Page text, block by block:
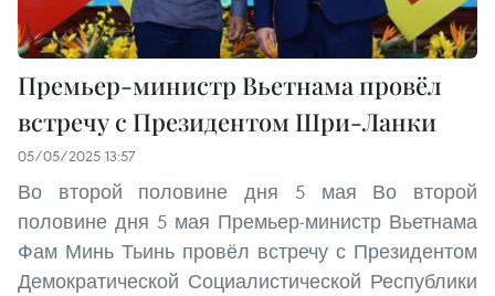
Премьер-министр Вьетнама провёл
встречу с Президентом Шри-Ланки
05/05/2025 13:57
Во второй половине дня 5 мая Во второй
половине дня 5 мая Премьер-министр Вьетнама
Фам Минь Тьинь провёл встречу с Президентом
Демократической Социалистической Республики